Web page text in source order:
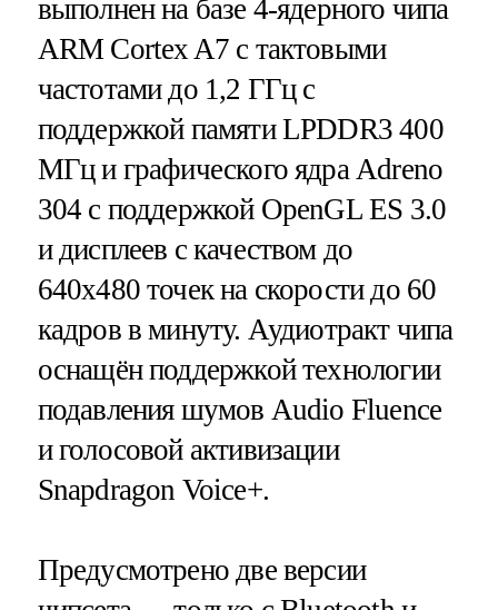
выполнен на базе 4-ядерного чипа
ARM Cortex A7 с тактовыми
частотами до 1,2 ГГц с
поддержкой памяти LPDDR3 400
МГц и графического ядра Adreno
304 с поддержкой OpenGL ES 3.0
и дисплеев с качеством до
640x480 точек на скорости до 60
кадров в минуту. Аудиотракт чипа
оснащён поддержкой технологии
подавления шумов Audio Fluence
и голосовой активизации
Snapdragon Voice+.
Предусмотрено две версии